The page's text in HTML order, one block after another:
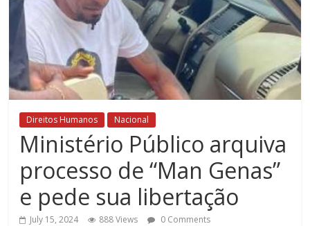
Direitos Humanos Nacional
Ministério Público arquiva
processo de “Man Genas”
e pede sua libertação
July 15, 2024 888 Views 0 Comments